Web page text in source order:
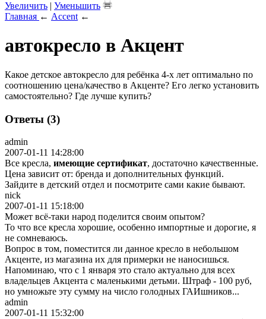
Увеличить | Уменьшить
Главная ← Accent ←
автокресло в Акцент
Какое детское автокресло для ребёнка 4-х лет оптимально по
соотношению цена/качество в Акценте? Его легко установить
самостоятельно? Где лучше купить?
Ответы (3)
admin
2007-01-11 14:28:00
Все кресла, имеющие сертификат, достаточно качественные.
Цена зависит от: бренда и дополнительных функций.
Зайдите в детский отдел и посмотрите сами какие бывают.
nick
2007-01-11 15:18:00
Может всё-таки народ поделится своим опытом?
То что все кресла хорошие, особенно импортные и дорогие, я
не сомневаюсь.
Вопрос в том, поместится ли данное кресло в небольшом
Акценте, из магазина их для примерки не наносишься.
Напоминаю, что с 1 января это стало актуально для всех
владельцев Акцента с маленькими детьми. Штраф - 100 руб,
но умножьте эту сумму на число голодных ГАИшников...
admin
2007-01-11 15:32:00